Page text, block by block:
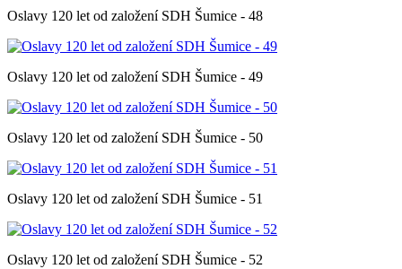
Oslavy 120 let od založení SDH Šumice - 48
Oslavy 120 let od založení SDH Šumice - 49
Oslavy 120 let od založení SDH Šumice - 50
Oslavy 120 let od založení SDH Šumice - 51
Oslavy 120 let od založení SDH Šumice - 52